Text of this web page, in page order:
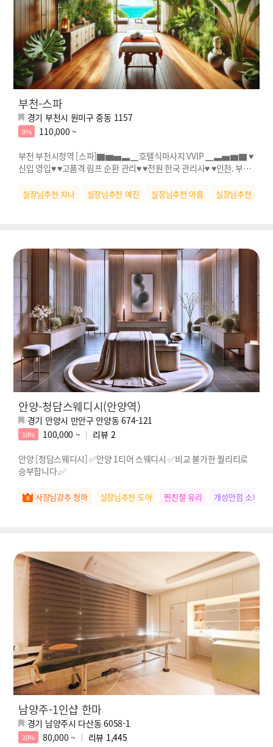
부천-스파
경기 부천시 원미구 중동 1157
9%
110,000 ~
부천 부천시청역 [스파]▇▆▅▃▁호텔식마사지 VVIP ▁▃▅▆▇ ♥
신입 영입♥ ♥고품격 림프 순환 관리♥ ♥전원 한국 관리사♥ ♥인천. 부천
실장님추천 지나 실장님추천 예진 실장님추천 아름 실장님추천 수연
안양-청담스웨디시(안양역)
경기 안양시 만안구 안양동 674-121
10% 100,000 ~ 리뷰 2
안양 [청담스웨디시] ✅안양 1티어 스웨디시 ✅비교 불가한 퀄리티로
승부합니다.✅
사장님강추 청하 실장님추천 도아 찐친절 유리 개성만점 소희
남양주-1인샵 한마
경기 남양주시 다산동 6058-1
20% 80,000 ~ 리뷰 1,445